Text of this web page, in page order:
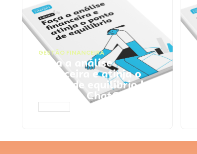
GESTÃO FINANCEIRA
Faça a análise
financeira e atinja o
ponto de equilíbrio |
Prompts ChatGPT